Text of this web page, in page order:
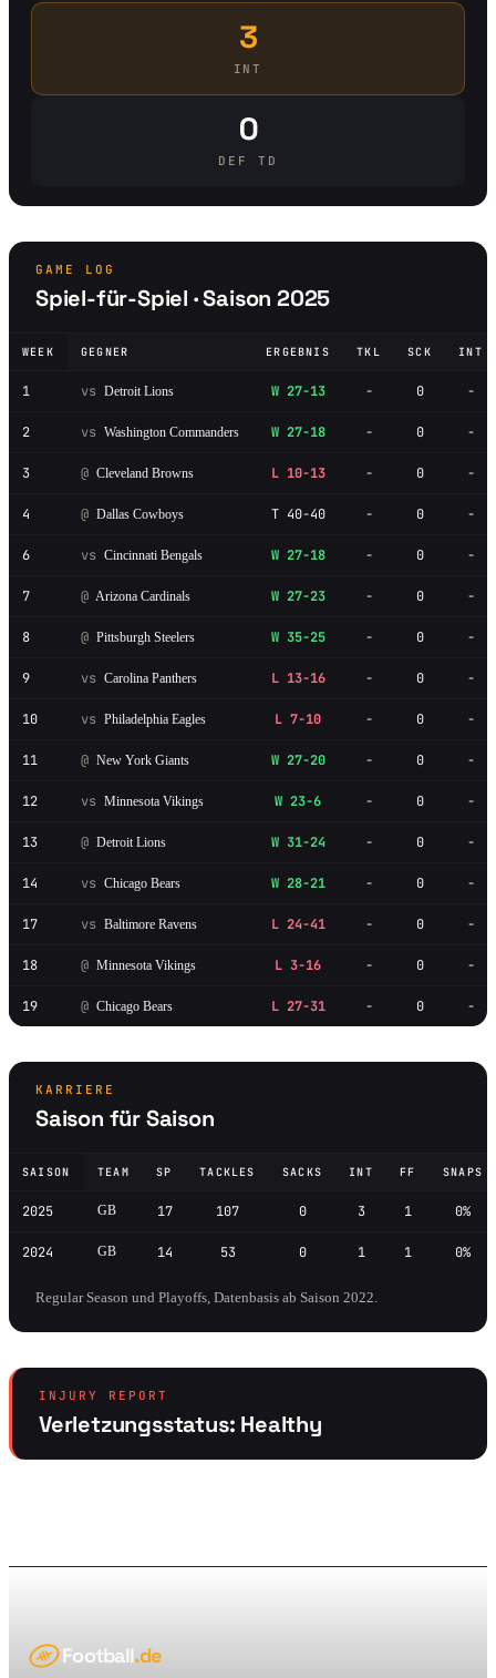
3
INT
0
DEF TD
GAME LOG
Spiel-für-Spiel · Saison 2025
WEEK GEGNER ERGEBNIS TKL SCK INT
1 vs Detroit Lions W 27-13 - 0 -
2 vs Washington Commanders W 27-18 - 0 -
3 @ Cleveland Browns L 10-13 - 0 -
4 @ Dallas Cowboys T 40-40 - 0 -
6 vs Cincinnati Bengals W 27-18 - 0 -
7 @ Arizona Cardinals W 27-23 - 0 -
8 @ Pittsburgh Steelers W 35-25 - 0 -
9 vs Carolina Panthers L 13-16 - 0 -
10 vs Philadelphia Eagles L 7-10 - 0 -
11 @ New York Giants W 27-20 - 0 -
12 vs Minnesota Vikings W 23-6 - 0 -
13 @ Detroit Lions W 31-24 - 0 -
14 vs Chicago Bears W 28-21 - 0 -
17 vs Baltimore Ravens L 24-41 - 0 -
18 @ Minnesota Vikings L 3-16 - 0 -
19 @ Chicago Bears L 27-31 - 0 -
KARRIERE
Saison für Saison
SAISON TEAM SP TACKLES SACKS INT FF SNAPS
2025 GB 17 107 0 3 1 0%
2024 GB 14 53 0 1 1 0%
Regular Season und Playoffs, Datenbasis ab Saison 2022.
INJURY REPORT
Verletzungsstatus: Healthy
Football.de